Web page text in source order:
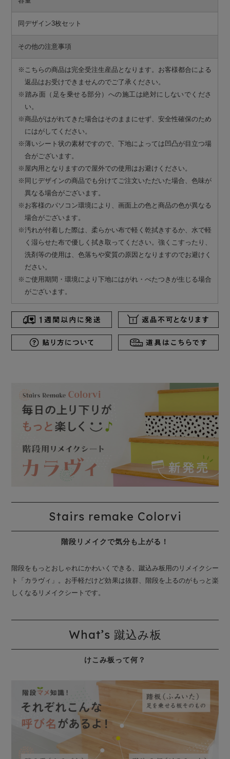
同デザイン3枚セット
その他の注意事項
※こちらの商品は完全受注生産品となります。お客様都合による
返品はお受けできませんのでご了承ください。
※踏み面（足を乗せる部分）への施工は絶対にしないでくださ
い。
※商品がはがれてきた場合はそのままにせず、安全性確保のため
にはがしてください。
※薄いシート状の素材ですので、下地によっては凹凸が目立つ場
合がございます。
※屋内用となりますので屋外での使用はお避けください。
※同じデザインの商品でも分けてご注文いただいた場合、色味が
異なる場合がございます。
※お客様のパソコン環境により、画面上の色と商品の色が異なる
場合がございます。
※汚れが付着した際は、柔らかい布で軽く乾拭きするか、水で軽
く湿らせた布で優しく拭き取ってください。強くこすったり、
洗剤等の使用は、色落ちや変質の原因となりますのでお避けく
ださい。
※ご使用期間・環境により下地にはがれ・べたつきが生じる場合
がございます。
Stairs remake Colorvi
階段リメイクで気分も上がる！
階段をもっとおしゃれにかわいくできる、蹴込み板用のリメイクシー
ト「カラヴィ」。お手軽だけど効果は抜群、階段を上るのがもっと楽
しくなるリメイクシートです。
What’s 蹴込み板
けこみ板って何？